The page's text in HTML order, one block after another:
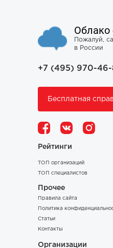
Облако
Пожалуй,
в России
+7 (495) 970-
Бесплатная
Рейтинги
ТОП организаций
ТОП специалистов
Прочее
Правила сайта
Политика
Статьи
Контакты
Организации